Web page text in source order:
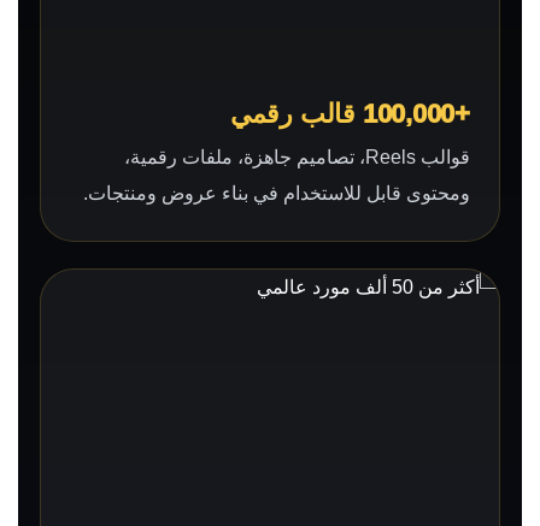
+100,000 قالب رقمي
قوالب Reels، تصاميم جاهزة، ملفات رقمية،
ومحتوى قابل للاستخدام في بناء عروض ومنتجات.